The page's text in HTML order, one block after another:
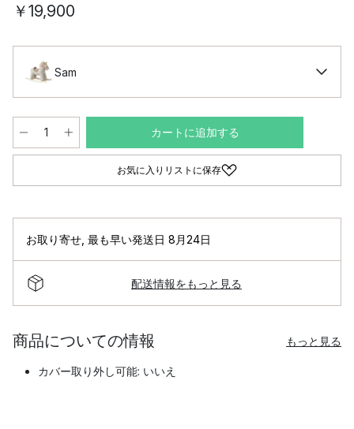
￥19,900
Sam
カートに追加する
お気に入りリストに保存
お取り寄せ 最も早い発送日 8月24日
配送情報をもっと見る
商品についての情報 もっと見る
カバー取り外し可能: いいえ